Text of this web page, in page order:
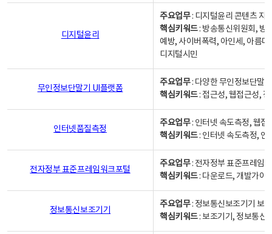
디지털윤리
주요업무: 디지털윤리 콘텐츠 지
핵심키워드: 방송통신위원회, 방
예방, 사이버폭력, 아인세, 아름
디지털시민
무인정보단말기 UI플랫폼
주요업무: 다양한 무인정보단말
핵심키워드: 접근성, 웹접근성,
인터넷품질측정
주요업무: 인터넷 속도측정, 웹접
핵심키워드: 인터넷 속도측정, 인
전자정부 표준프레임워크포털
주요업무: 전자정부 표준프레임
핵심키워드: 다운로드, 개발가이
정보통신보조기기
주요업무: 정보통신보조기기 보
핵심키워드: 보조기기, 정보통신